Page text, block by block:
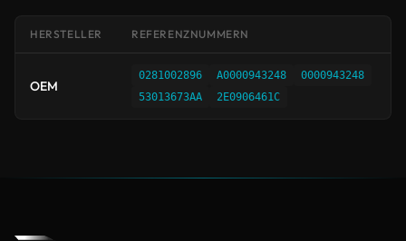
HERSTELLER REFERENZNUMMERN
OEM
0281002896 A0000943248
0000943248
53013673AA
2E0906461C